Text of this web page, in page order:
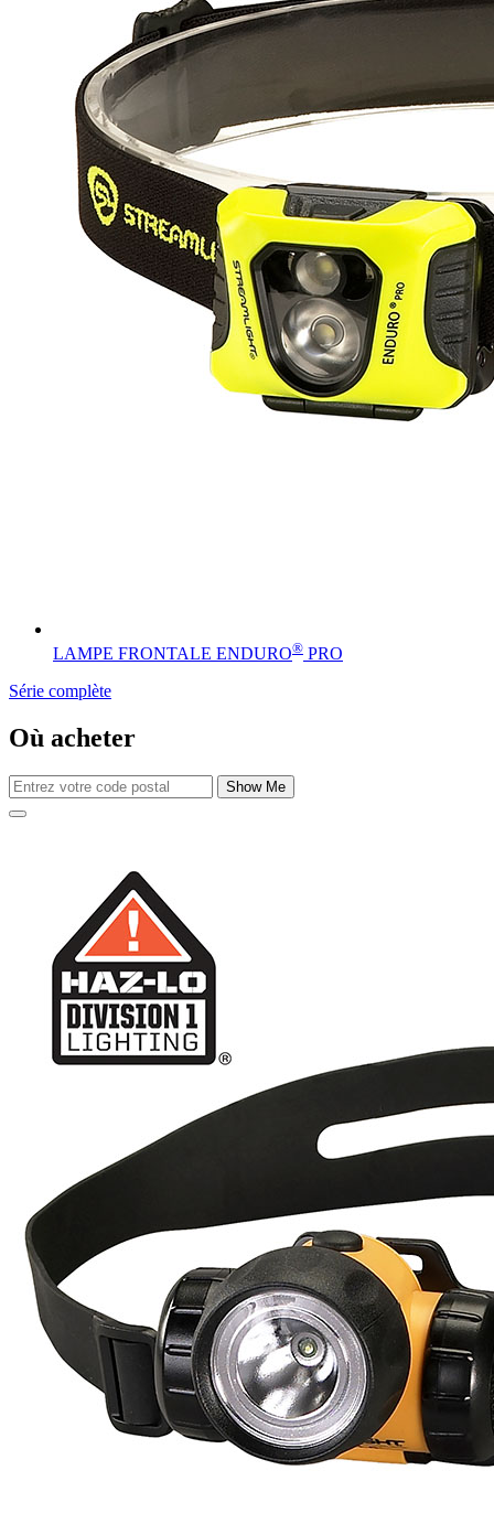
LAMPE FRONTALE ENDURO® PRO
Série complète
Où acheter
Show Me